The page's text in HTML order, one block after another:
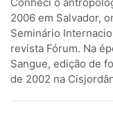
2006 em Salvador,
Seminário
revista Fórum. Na
Sangue, edição de
de 2002 na